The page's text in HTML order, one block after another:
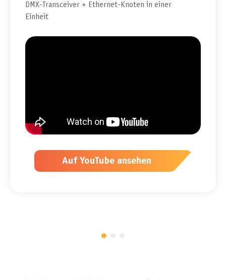
DMX-Transceiver + Ethernet-Knoten in einer
Einheit
Auf YouTube ansehen